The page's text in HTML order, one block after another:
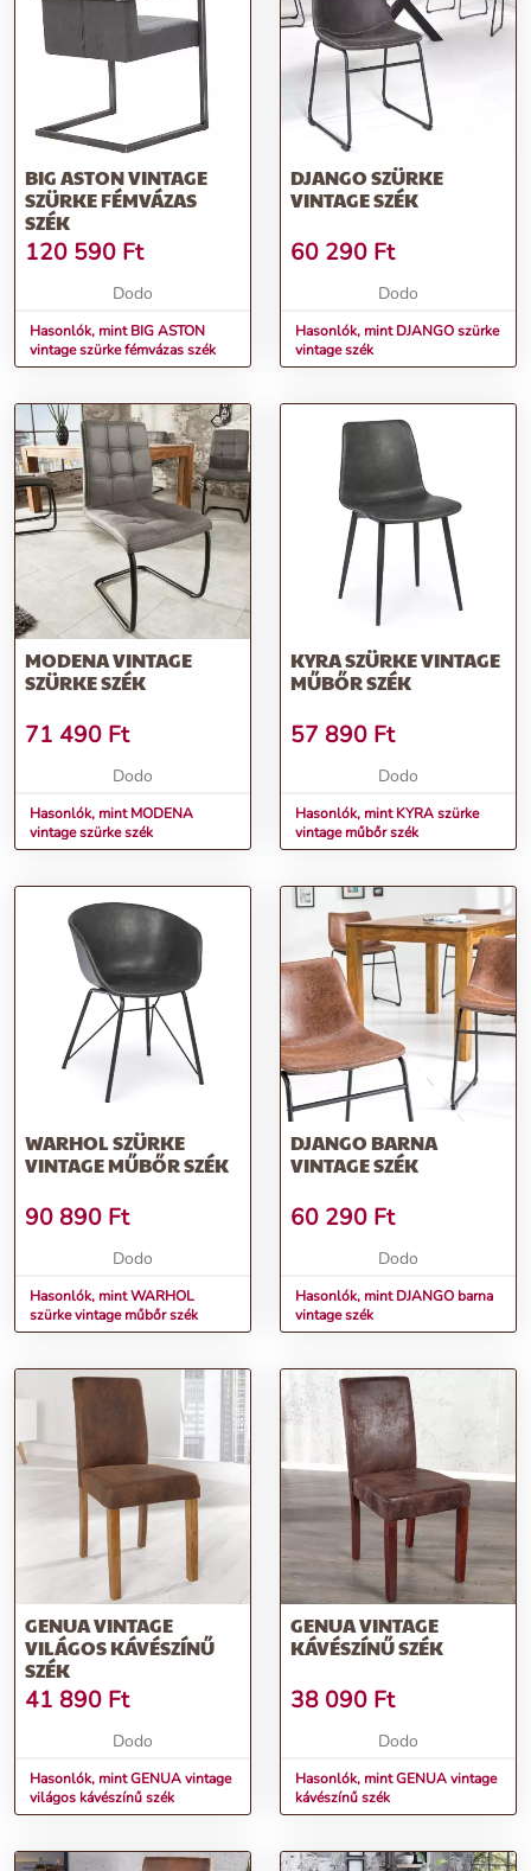
BIG ASTON VINTAGE
SZÜRKE FÉMVÁZAS
SZÉK
120 590 Ft
Dodo
Hasonlók, mint BIG ASTON
vintage szürke fémvázas szék
DJANGO SZÜRKE
VINTAGE SZÉK
60 290 Ft
Dodo
Hasonlók, mint DJANGO szürke
vintage szék
MODENA VINTAGE
SZÜRKE SZÉK
71 490 Ft
Dodo
Hasonlók, mint MODENA
vintage szürke szék
KYRA SZÜRKE VINTAGE
MŰBŐR SZÉK
57 890 Ft
Dodo
Hasonlók, mint KYRA szürke
vintage műbőr szék
WARHOL SZÜRKE
VINTAGE MŰBŐR SZÉK
90 890 Ft
Dodo
Hasonlók, mint WARHOL
szürke vintage műbőr szék
DJANGO BARNA
VINTAGE SZÉK
60 290 Ft
Dodo
Hasonlók, mint DJANGO barna
vintage szék
GENUA VINTAGE
VILÁGOS KÁVÉSZÍNŰ
SZÉK
41 890 Ft
Dodo
Hasonlók, mint GENUA vintage
világos kávészínű szék
GENUA VINTAGE
KÁVÉSZÍNŰ SZÉK
38 090 Ft
Dodo
Hasonlók, mint GENUA vintage
kávészínű szék